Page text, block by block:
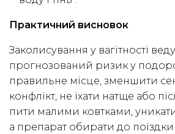
Практичний висновок
Заколисування у вагітності
прогнозований ризик у
правильне місце, зменшити
конфлікт, не їхати натще або
пити малими ковтками,
а препарат обирати до